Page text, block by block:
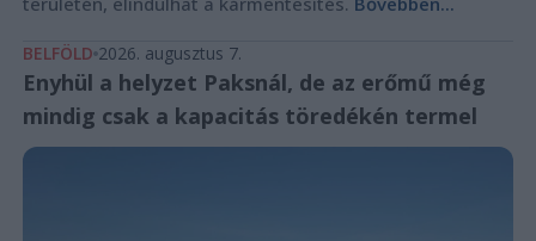
BELFÖLD 2026. augusztus 7.
Enyhül a helyzet Paksnál, de az erőmű még
mindig csak a kapacitás töredékén termel